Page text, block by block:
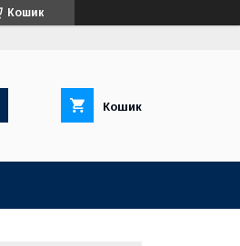
Кошик
Кошик